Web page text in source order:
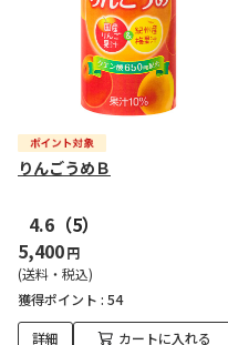
りんごうめＢ
4.6 （5）
5,400円
(送料・税込)
獲得ポイント : 54
詳細 カートに入れる